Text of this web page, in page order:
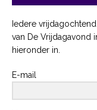
Iedere
van De Vrijdagavond
hieronder in.
E-mail